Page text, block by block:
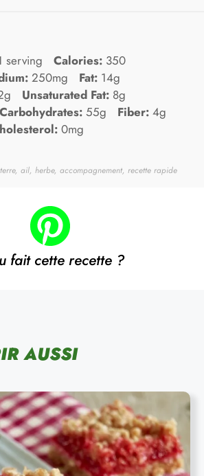
serving Calories: 350
250mg Fat: 14g
Unsaturated Fat: 8g
Carbohydrates: 55g Fiber: 4g
0mg
ail, herbe, accompagnement, recette rapide
fait cette recette ?
AUSSI